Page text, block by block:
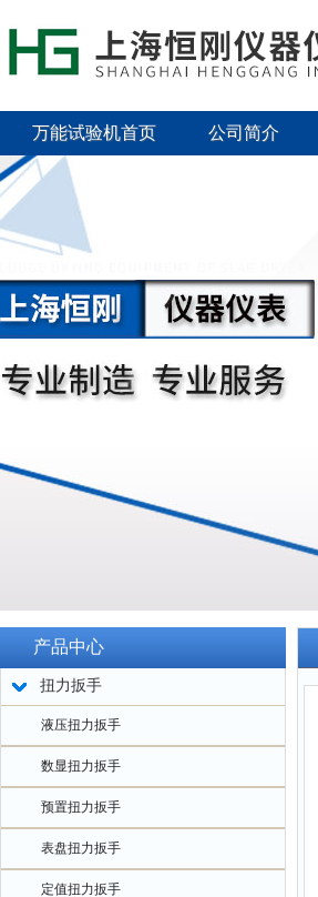
万能试验机首页 公司简介
产品中心
扭力扳手
液压扭力扳手
数显扭力扳手
预置扭力扳手
表盘扭力扳手
定值扭力扳手